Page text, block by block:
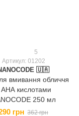
5
Артикул: 01202
🇺🇦
вмивання обличчя
АНА кислотами
250 мл
грн 362 грн